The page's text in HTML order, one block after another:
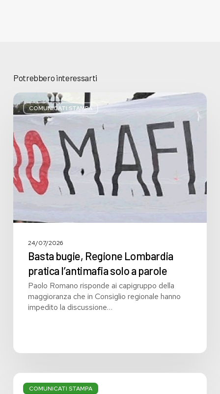
Potrebbero interessarti
COMUNICATI STAMPA
Basta
bugie,
Regione
Lombardia
pratica
l’antimafia
solo
a
parole
24/07/2026
Basta bugie, Regione Lombardia
pratica l’antimafia solo a parole
Paolo Romano risponde ai capigruppo della
maggioranza che in Consiglio regionale hanno
impedito la discussione…
COMUNICATI STAMPA
Bilancio:
troppi